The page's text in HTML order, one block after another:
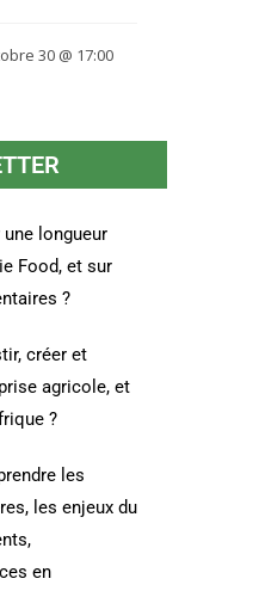
30 @ 17:00
longueur
Food, et sur
?
créer et
agricole, et
?
les
les enjeux du
en